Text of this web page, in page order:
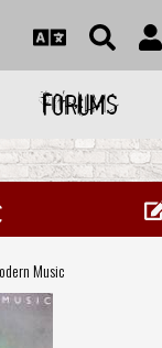
FORUMS
Music